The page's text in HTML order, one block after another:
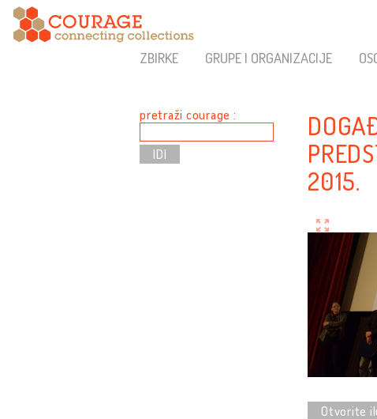
ZBIRKE GRUPE I ORGANIZACIJE
pretraži courage :
2015.